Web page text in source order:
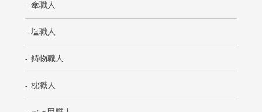
傘職人
塩職人
鋳物職人
枕職人